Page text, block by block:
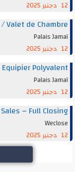
/ Valet de
Palais
Equipier
Palais
Sales – Full